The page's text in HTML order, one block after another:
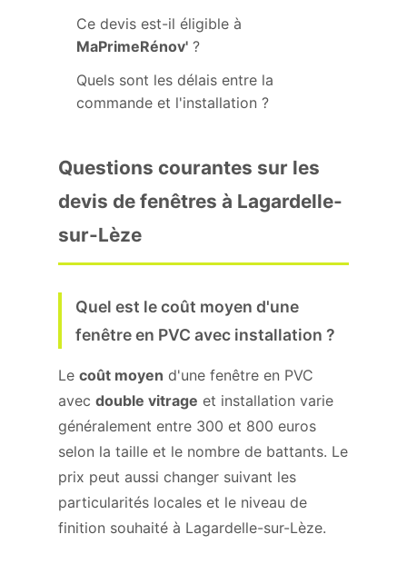
Ce devis est-il éligible à
MaPrimeRénov' ?
Quels sont les délais entre la
commande et l'installation ?
Questions courantes sur les
devis de fenêtres à Lagardelle-
sur-Lèze
Quel est le coût moyen d'une
fenêtre en PVC avec installation ?
Le coût moyen d'une fenêtre en PVC
avec double vitrage et installation varie
généralement entre 300 et 800 euros
selon la taille et le nombre de battants. Le
prix peut aussi changer suivant les
particularités locales et le niveau de
finition souhaité à Lagardelle-sur-Lèze.